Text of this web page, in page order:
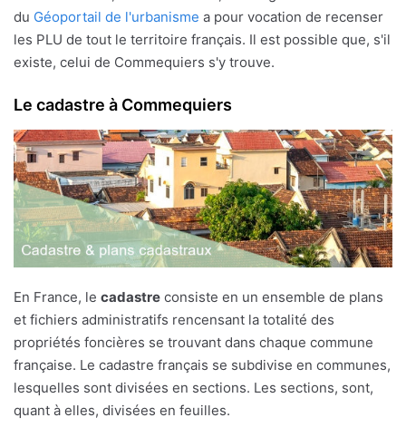
du Géoportail de l'urbanisme a pour vocation de recenser
les PLU de tout le territoire français. Il est possible que, s'il
existe, celui de Commequiers s'y trouve.
Le cadastre à Commequiers
En France, le cadastre consiste en un ensemble de plans
et fichiers administratifs rencensant la totalité des
propriétés foncières se trouvant dans chaque commune
française. Le cadastre français se subdivise en communes,
lesquelles sont divisées en sections. Les sections, sont,
quant à elles, divisées en feuilles.